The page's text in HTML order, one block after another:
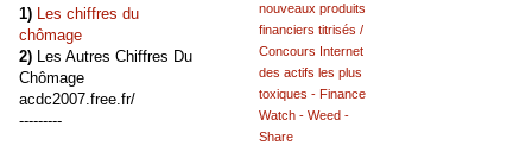
nouveaux produits
financiers titrisés /
Concours Internet
des actifs les plus
toxiques - Finance
Watch - Weed -
Share
1) Les chiffres du
chômage
2) Les Autres Chiffres Du
Chômage
acdc2007.free.fr/
---------